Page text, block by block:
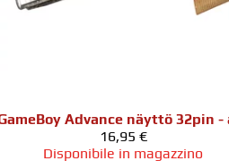
16,95 €
Disponibile in magazzino